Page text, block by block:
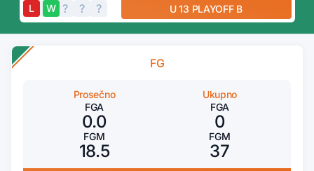
? ? ? ? ?
L W U 13 PLAYOFF B
FG
Prosečno
FGA
0.0
FGM
18.5
Ukupno
FGA
0
FGM
37